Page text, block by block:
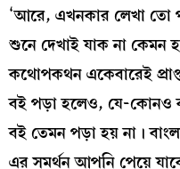
‘আরে, এখনকার লেখা তো
শুনে দেখাই যাক না কেমন
কথোপকথন একেবারেই
বই পড়া হলেও, যে-কোনও
বই তেমন পড়া হয় না।
এর সমর্থন আপনি পেয়ে